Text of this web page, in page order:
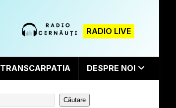
RADIO LIVE
TRANSCARPATIA DESPRE NOI
Căutare